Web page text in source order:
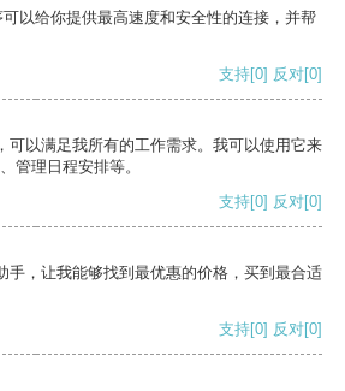
以给你提供最高速度和安全性的连接，并帮
支持[0] 反对[0]
可以满足我所有的工作需求。我可以使用它来
管理日程安排等。
支持[0] 反对[0]
手，让我能够找到最优惠的价格，买到最合适
支持[0] 反对[0]